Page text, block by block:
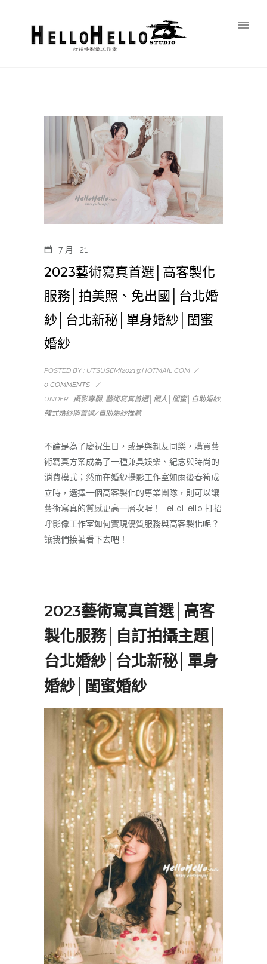
7 月 21
2023藝術寫真首選│高客製化
服務│拍美照、免出國│台北婚
紗│台北新秘│單身婚紗│閨蜜
婚紗
POSTED BY : UTSUSEMI2021@HOTMAIL.COM /
0 COMMENTS
/
UNDER : 攝影專欄, 藝術寫真首選│個人│閨蜜│自助婚紗,
韓式婚紗照首選/自助婚紗推薦
不論是為了慶祝生日，或是與親友同樂，購買藝
術寫真方案成為了一種兼具娛樂、紀念與時尚的
消費模式；然而在婚紗攝影工作室如雨後春筍成
立時，選擇一個高客製化的專業團隊，則可以讓
藝術寫真的質感更高一層次喔！HelloHello 打招
呼影像工作室如何實現優質服務與高客製化呢？
讓我們接著看下去吧！
2023藝術寫真首選│高客
製化服務│自訂拍攝主題│
台北婚紗│台北新秘│單身
婚紗│閨蜜婚紗